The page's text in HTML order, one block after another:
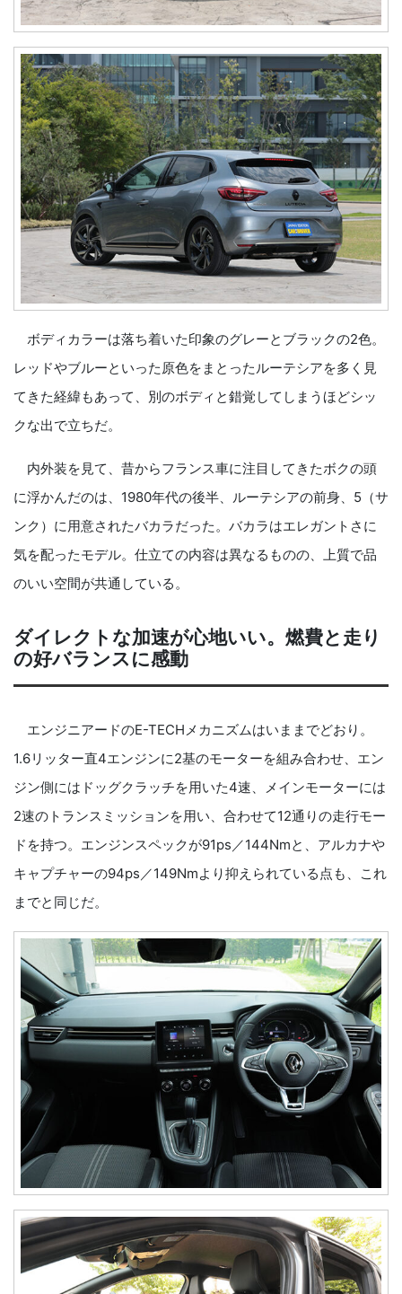
ボディカラーは落ち着いた印象のグレーとブラックの2色。
レッドやブルーといった原色をまとったルーテシアを多く見
てきた経緯もあって、別のボディと錯覚してしまうほどシッ
クな出で立ちだ。
内外装を見て、昔からフランス車に注目してきたボクの頭
に浮かんだのは、1980年代の後半、ルーテシアの前身、5（サ
ンク）に用意されたバカラだった。バカラはエレガントさに
気を配ったモデル。仕立ての内容は異なるものの、上質で品
のいい空間が共通している。
ダイレクトな加速が心地いい。燃費と走り
の好バランスに感動
エンジニアードのE-TECHメカニズムはいままでどおり。
1.6リッター直4エンジンに2基のモーターを組み合わせ、エン
ジン側にはドッグクラッチを用いた4速、メインモーターには
2速のトランスミッションを用い、合わせて12通りの走行モー
ドを持つ。エンジンスペックが91ps／144Nmと、アルカナや
キャプチャーの94ps／149Nmより抑えられている点も、これ
までと同じだ。